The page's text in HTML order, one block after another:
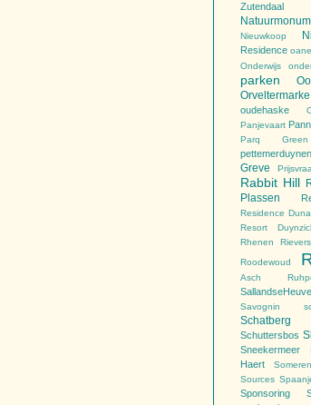
Zutendaal
Nieuwkoop
Residence
Onderwijs
parken
Orveltermarke
oudehaske
Panjevaart
Parq Green
pettemerduynen
Greve
Rabbit Hill
Plassen
Residence Duna
Resort
Rhenen
Roodewoud
Asch
Savognin
Schatberg
Schuttersbos
Sneekermeer
Haert
Someren
Sources
Sponsoring